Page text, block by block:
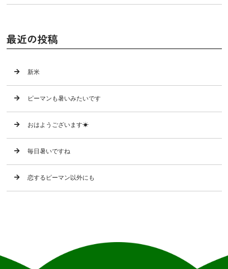
最近の投稿
新米
ピーマンも暑いみたいです
おはようございます☀
毎日暑いですね
恋するピーマン以外にも